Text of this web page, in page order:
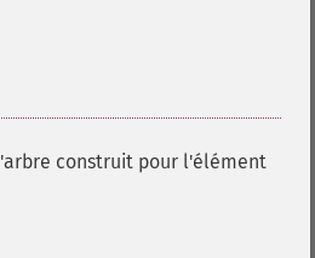
construit pour l'élément